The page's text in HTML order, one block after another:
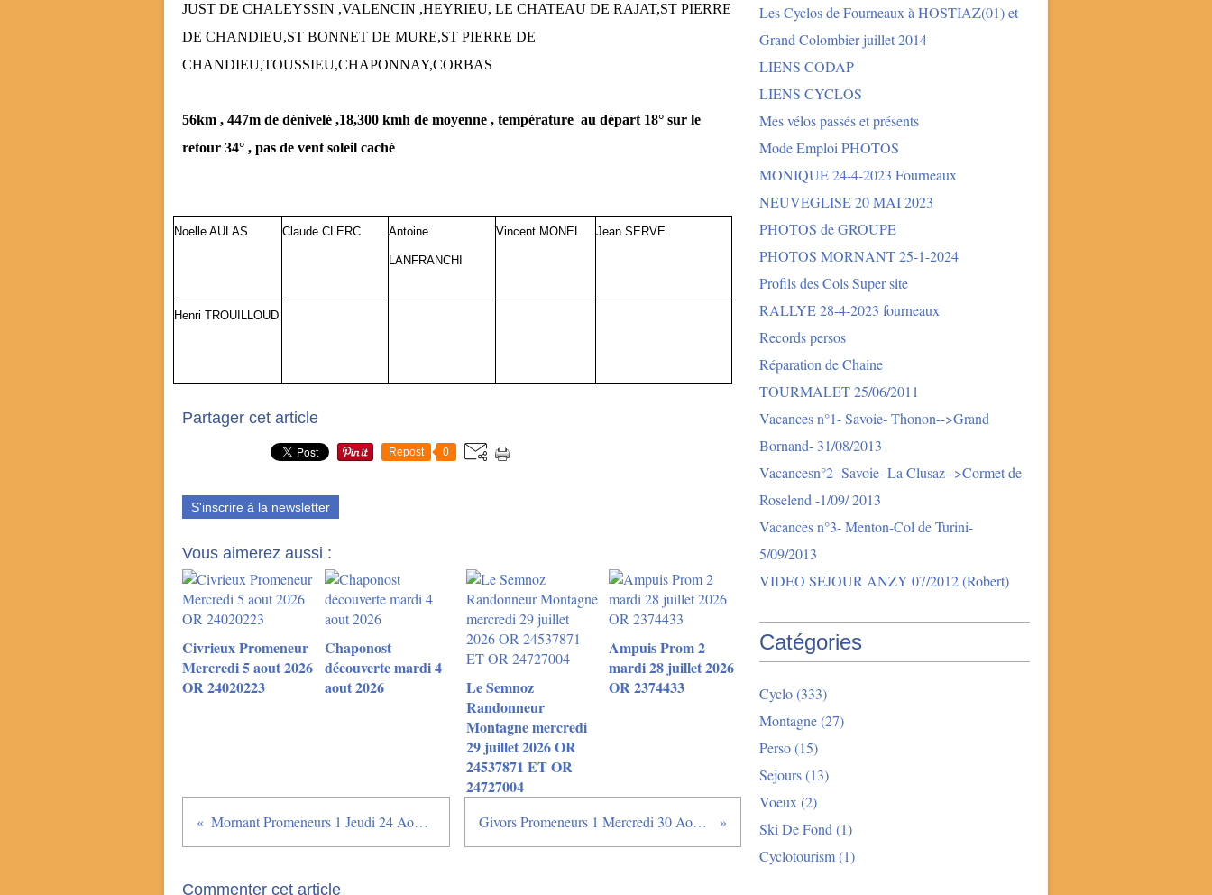
JUST DE CHALEYSSIN ,VALENCIN ,HEYRIEU, LE CHATEAU DE RAJAT,ST PIERRE
DE CHANDIEU,ST BONNET DE MURE,ST PIERRE DE
CHANDIEU,TOUSSIEU,CHAPONNAY,CORBAS
56km , 447m de dénivelé ,18,300 kmh de moyenne , température au départ 18° sur le
retour 34° , pas de vent soleil caché
Noelle AULAS Claude CLERC Antoine
LANFRANCHI
Vincent MONEL Jean SERVE
Henri TROUILLOUD
Partager cet article
Repost 0
S'inscrire à la newsletter
Vous aimerez aussi :
Civrieux Promeneur
Mercredi 5 aout 2026
OR 24020223
Chaponost
découverte mardi 4
aout 2026
Le Semnoz
Randonneur
Montagne mercredi
29 juillet 2026 OR
24537871 ET OR
24727004
Ampuis Prom 2
mardi 28 juillet 2026
OR 2374433
Mornant Promeneurs 1 Jeudi 24 Aout 2017 Givors Promeneurs 1 Mercredi 30 Aout 2017
Commenter cet article
Les Cyclos de Fourneaux à HOSTIAZ(01) et
Grand Colombier juillet 2014
LIENS CODAP
LIENS CYCLOS
Mes vélos passés et présents
Mode Emploi PHOTOS
MONIQUE 24-4-2023 Fourneaux
NEUVEGLISE 20 MAI 2023
PHOTOS de GROUPE
PHOTOS MORNANT 25-1-2024
Profils des Cols Super site
RALLYE 28-4-2023 fourneaux
Records persos
Réparation de Chaine
TOURMALET 25/06/2011
Vacances n°1- Savoie- Thonon-->Grand
Bornand- 31/08/2013
Vacancesn°2- Savoie- La Clusaz-->Cormet de
Roselend -1/09/ 2013
Vacances n°3- Menton-Col de Turini-
5/09/2013
VIDEO SEJOUR ANZY 07/2012 (Robert)
Catégories
Cyclo(333)
Montagne(27)
Perso(15)
Sejours(13)
Voeux (2)
Ski De Fond (1)
Cyclotourism(1)